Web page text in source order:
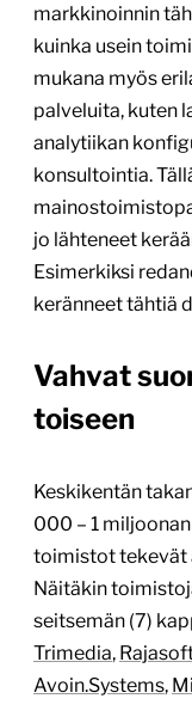
markkinoinnin
kuinka usein
mukana myös
palveluita, kuten
analytiikan
konsultointia.
jo lähteneet
Esimerkiksi
keränneet tähtiä
Vahvat
toiseen
Keskikentän
000 – 1
toimistot tekevät
Näitäkin
seitsemän (7)
Trimedia,
Avoin.Systems,